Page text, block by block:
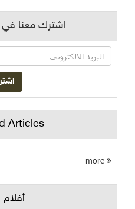
اشترك معنا في
Articles
أفلام